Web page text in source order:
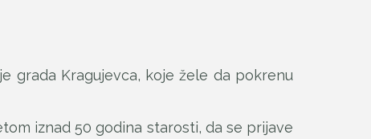
grada Kragujevca, koje žele da pokrenu
iznad 50 godina starosti, da se prijave